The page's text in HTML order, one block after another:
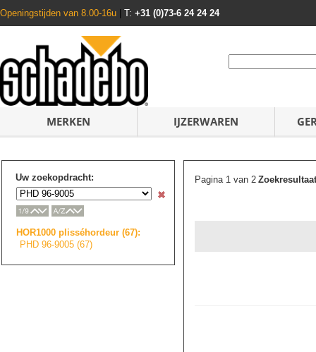
Openingstijden van 8.00-16u T: +31 (0)73-6 24 24 24
MERKEN IJZERWAREN
Uw zoekopdracht:
HOR1000 plisséhordeur (67):
PHD 96-9005 (67)
Pagina 1 van 2Zoekresultaat